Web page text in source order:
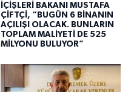
İÇİŞLERİ BAKANI MUSTAFA
ÇİFTÇİ, “BUGÜN 6 BİNANIN
AÇILIŞI OLACAK. BUNLARIN
TOPLAM MALİYETİ DE 525
MİLYONU BULUYOR”